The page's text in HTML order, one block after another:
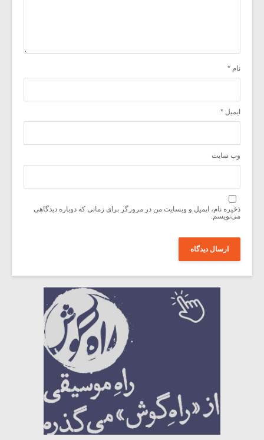
نام *
ایمیل *
وب‌ سایت
ذخیره نام، ایمیل و وبسایت من در مرورگر برای زمانی که دوباره دیدگاهی
می‌نویسم.